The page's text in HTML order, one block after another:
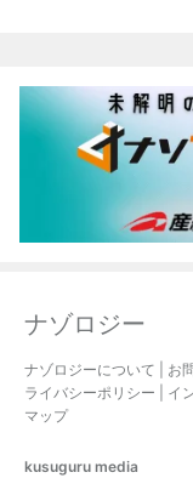
ナゾロジー
ナゾロジーについて お
ライバシーポリシー
イ
マップ
kusuguru media